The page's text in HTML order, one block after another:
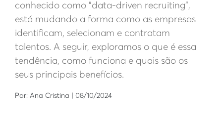
conhecido como "data-driven recruiting",
está mudando a forma como as empresas
identificam, selecionam e contratam
talentos. A seguir, exploramos o que é essa
tendência, como funciona e quais são os
seus principais benefícios.
Por: Ana Cristina | 08/10/2024